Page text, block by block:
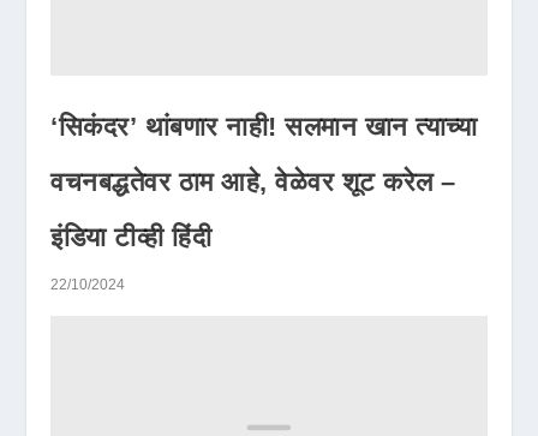
‘सिकंदर’ थांबणार नाही! सलमान खान त्याच्या
वचनबद्धतेवर ठाम आहे, वेळेवर शूट करेल –
इंडिया टीव्ही हिंदी
22/10/2024